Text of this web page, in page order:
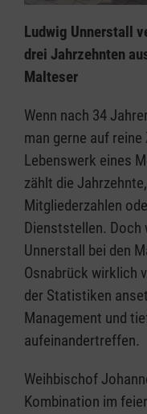
Ludwig Unnerstall
drei Jahrzehnten
Malteser
Wenn nach 34
man gerne auf
Lebenswerk eines
zählt die
Mitgliederzahlen
Dienststellen. Doch
Unnerstall bei den
Osnabrück wirklich
der Statistiken
Management und
aufeinandertreffen.
Weihbischof
Kombination im